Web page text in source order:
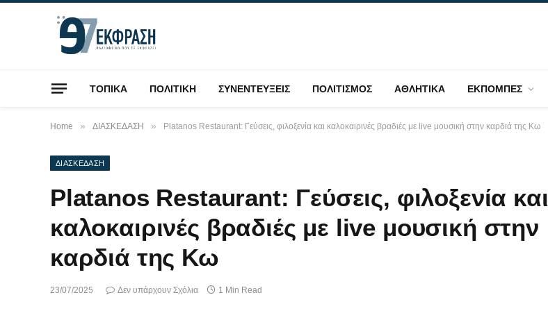
ΤΟΠΙΚΑ ΠΟΛΙΤΙΚΗ ΣΥΝΕΝΤΕΥΞΕΙΣ ΠΟΛΙΤΙΣΜΟΣ ΑΘΛΗΤΙΚΑ ΕΚΠΟΜΠΕΣ
Home » ΔΙΑΣΚΕΔΑΣΗ » Platanos Restaurant: Γεύσεις, φιλοξενία και καλοκαιρινές βραδιές με live μουσική στην καρδιά της Κω
ΔΙΑΣΚΕΔΑΣΗ
Platanos Restaurant: Γεύσεις, φιλοξενία και
καλοκαιρινές βραδιές με live μουσική στην
καρδιά της Κω
23/07/2025 Δεν υπάρχουν Σχόλια 1 Min Read